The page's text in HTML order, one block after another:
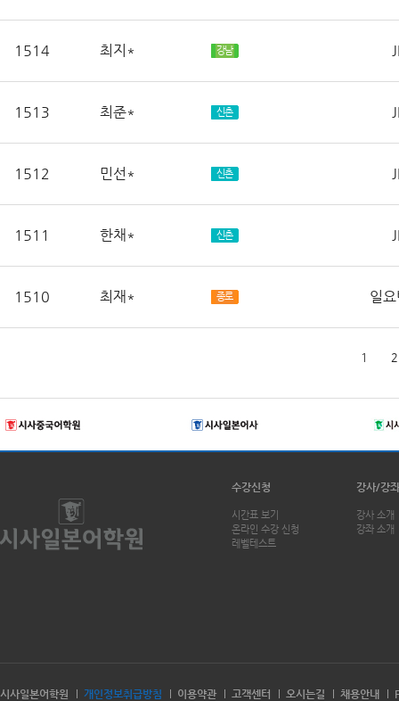
1514 최지* 강남
1513 최준* 신촌
1512 민선* 신촌
1511 한채* 신촌
1510 최재* 종로 일
1 2
수강신청
시간표 보기
온라인 수강 신청
레벨테스트
강사/강좌
강사 소개
강좌 소개
시사일본어학원 개인정보취급방침 이용약관 고객센터 오시는길 채용안내